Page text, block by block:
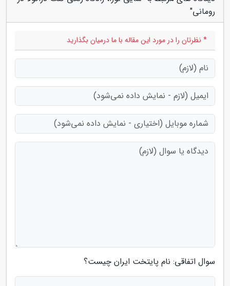
رومانی"
* نظرتان را در مورد این مقاله با ما درمیان بگذارید
سوال اتفاقی: نام پایتخت ایران چیست؟